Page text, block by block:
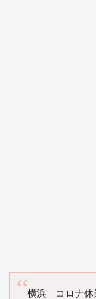
横浜 コロナ休